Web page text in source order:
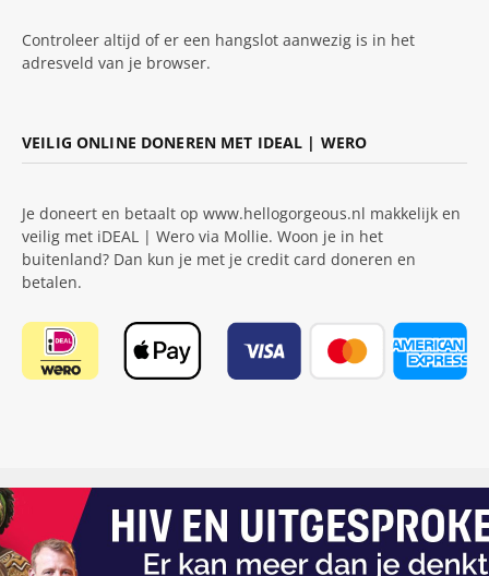
Controleer altijd of er een hangslot aanwezig is in het
adresveld van je browser.
VEILIG ONLINE DONEREN MET IDEAL | WERO
Je doneert en betaalt op www.hellogorgeous.nl makkelijk en
veilig met iDEAL | Wero via Mollie. Woon je in het
buitenland? Dan kun je met je credit card doneren en
betalen.